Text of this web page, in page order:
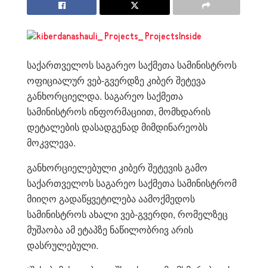
საქართველოს საგარეო საქმეთა სამინისტროს
ოფიციალურ ვებ-გვერდზე კიბერ შეტევა
განხორციელდა. საგარეო საქმეთა
სამინისტროს ინფორმაციით, მომხდარის
დეტალების დასადგენად მიმდინარეობს
მოკვლევა.
განხორციელებული კიბერ შეტევის გამო
საქართველოს საგარეო საქმეთა სამინისტრომ
მიიღო გადაწყვეტილება აამოქმედოს
სამინისტროს ახალი ვებ-გვერდი, რომელზეც
მუშაობა ამ ეტაპზე ნაწილობრივ არის
დასრულებული.